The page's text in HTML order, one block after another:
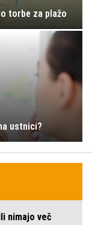
torbe za plažo
ustnici?
nimajo več